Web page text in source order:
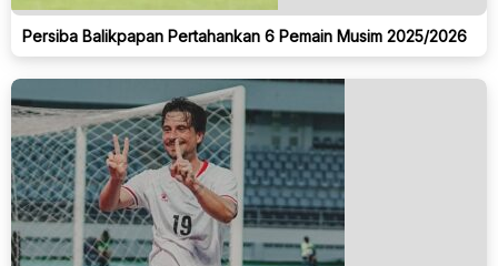
Persiba Balikpapan Pertahankan 6 Pemain Musim 2025/2026